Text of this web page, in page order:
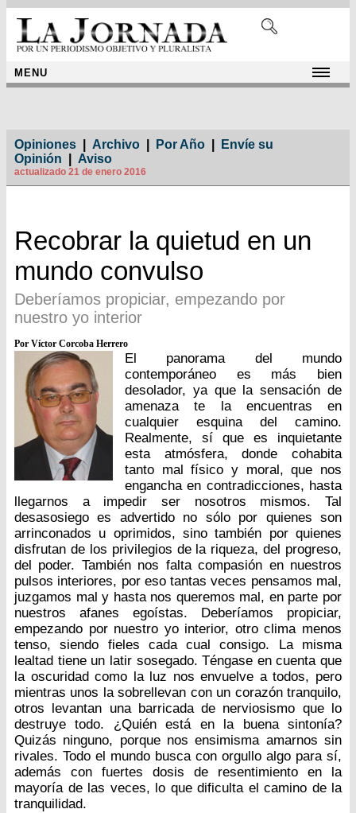
MENU
Opiniones Archivo Por Año
Envíe su
Opinión
Aviso
actualizado 21 de enero 2016
Recobrar la quietud en un
mundo convulso
Deberíamos propiciar, empezando por
nuestro yo interior
Por Víctor Corcoba Herrero
El panorama del mundo
contemporáneo es más bien
desolador, ya que la sensación de
amenaza te la encuentras en
cualquier esquina del camino.
Realmente, sí que es inquietante
esta atmósfera, donde cohabita
tanto mal físico y moral, que nos
engancha en contradicciones, hasta
llegarnos a impedir ser nosotros mismos. Tal
desasosiego es advertido no sólo por quienes son
arrinconados u oprimidos, sino también por quienes
disfrutan de los privilegios de la riqueza, del progreso,
del poder. También nos falta compasión en nuestros
pulsos interiores, por eso tantas veces pensamos mal,
juzgamos mal y hasta nos queremos mal, en parte por
nuestros afanes egoístas. Deberíamos propiciar,
empezando por nuestro yo interior, otro clima menos
tenso, siendo fieles cada cual consigo. La misma
lealtad tiene un latir sosegado. Téngase en cuenta que
la oscuridad como la luz nos envuelve a todos, pero
mientras unos la sobrellevan con un corazón tranquilo,
otros levantan una barricada de nerviosismo que lo
destruye todo. ¿Quién está en la buena sintonía?
Quizás ninguno, porque nos ensimisma amarnos sin
rivales. Todo el mundo busca con orgullo algo para sí,
además con fuertes dosis de resentimiento en la
mayoría de las veces, lo que dificulta el camino de la
tranquilidad.